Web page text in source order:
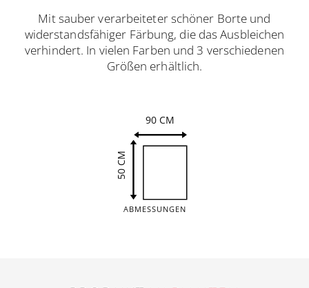
Mit sauber verarbeiteter schöner Borte und
widerstandsfähiger Färbung, die das Ausbleichen
verhindert. In vielen Farben und 3 verschiedenen
Größen erhältlich.
50 CM
90 CM
ABMESSUNGEN